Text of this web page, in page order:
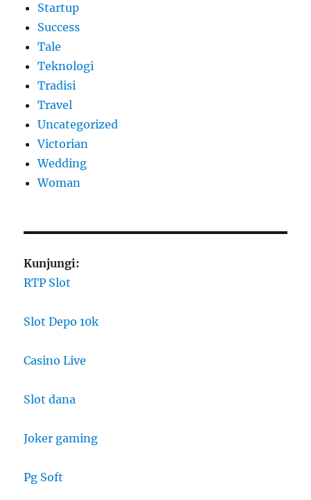
Startup
Success
Tale
Teknologi
Tradisi
Travel
Uncategorized
Victorian
Wedding
Woman
Kunjungi:
RTP Slot
Slot Depo 10k
Casino Live
Slot dana
Joker gaming
Pg Soft